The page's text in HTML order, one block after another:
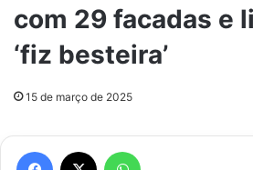
com 29 facadas e
‘fiz besteira’
15 de março de 2025
Facebook